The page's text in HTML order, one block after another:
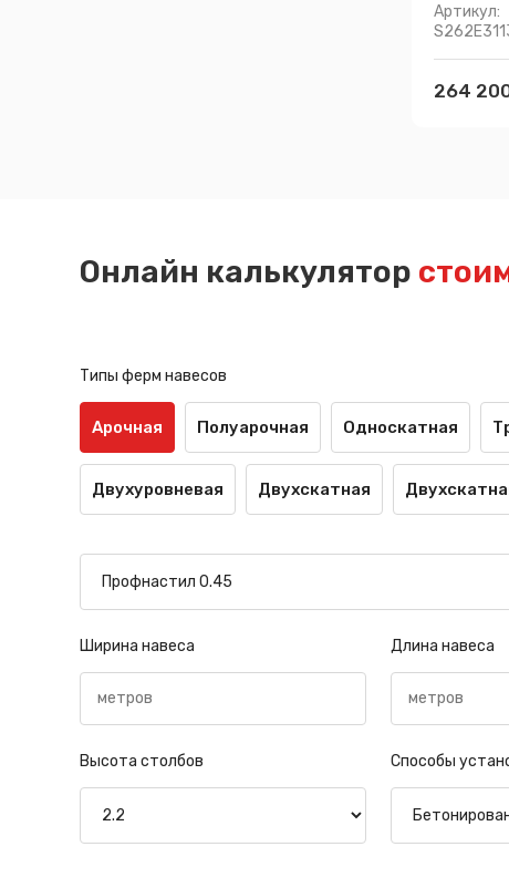
Артикул:
264
Онлайн калькулятор
Типы ферм навесов
Арочная Полуарочная Односкатная
Двухуровневая Двухскатная
Ширина навеса Длина навеса
Высота столбов Способы